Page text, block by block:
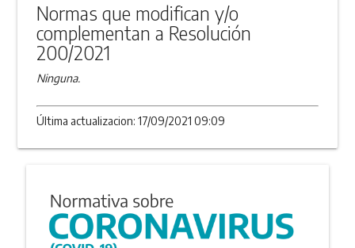
Normas que modifican y/o
complementan a Resolución
200/2021
Ninguna.
Última actualizacion: 17/09/2021 09:09